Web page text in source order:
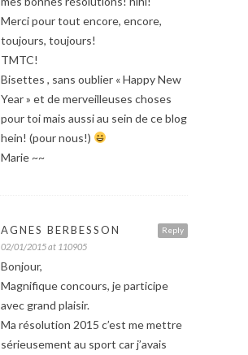
Merci pour tout encore, encore,
toujours, toujours!
TMTC!
Bisettes , sans oublier « Happy New
Year » et de merveilleuses choses
pour toi mais aussi au sein de ce blog
hein! (pour nous!)
Marie ~~
Reply
AGNES BERBESSON
02/01/2015 at 110905
Bonjour,
Magnifique concours, je participe
avec grand plaisir.
Ma résolution 2015 c’est me mettre
sérieusement au sport car j’avais